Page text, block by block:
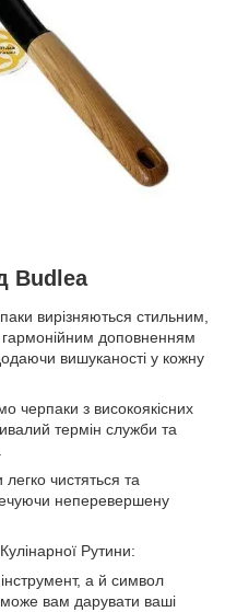
Budlea
вирізняються стильним,
доповненням
вишуканості у кожну
черпаки з високоякісних
термін служби та
чистяться та
неперевершену
Рутини:
а й символ
вам дарувати ваші